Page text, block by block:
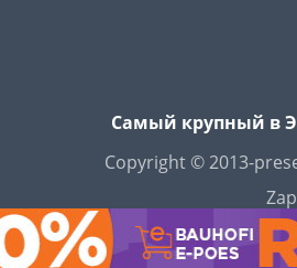
Самый крупный в
Copyright © 2013-